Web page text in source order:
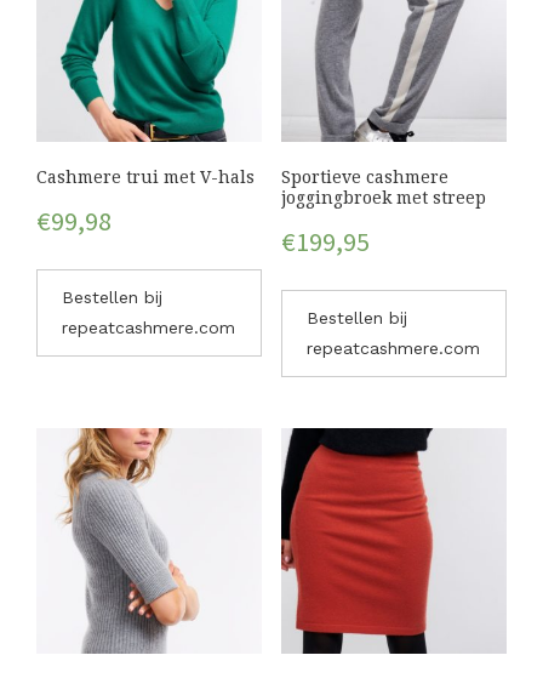
Cashmere trui met V-hals
€99,98
Bestellen bij
repeatcashmere.com
Sportieve cashmere
joggingbroek met streep
€199,95
Bestellen bij
repeatcashmere.com